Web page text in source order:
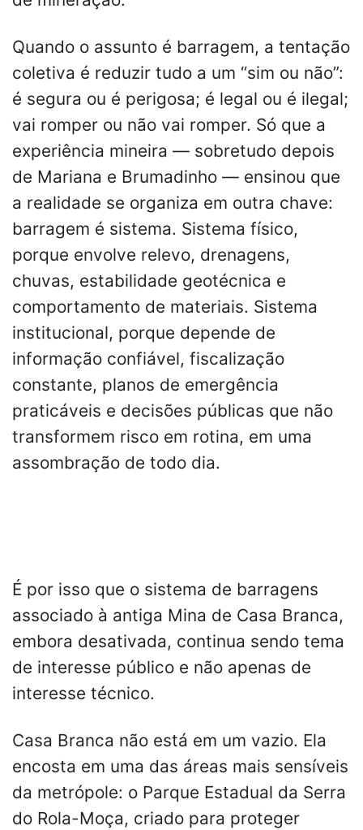
Quando o assunto é barragem, a tentação
coletiva é reduzir tudo a um “sim ou não”:
é segura ou é perigosa; é legal ou é ilegal;
vai romper ou não vai romper. Só que a
experiência mineira — sobretudo depois
de Mariana e Brumadinho — ensinou que
a realidade se organiza em outra chave:
barragem é sistema. Sistema físico,
porque envolve relevo, drenagens,
chuvas, estabilidade geotécnica e
comportamento de materiais. Sistema
institucional, porque depende de
informação confiável, fiscalização
constante, planos de emergência
praticáveis e decisões públicas que não
transformem risco em rotina, em uma
assombração de todo dia.
É por isso que o sistema de barragens
associado à antiga Mina de Casa Branca,
embora desativada, continua sendo tema
de interesse público e não apenas de
interesse técnico.
Casa Branca não está em um vazio. Ela
encosta em uma das áreas mais sensíveis
da metrópole: o Parque Estadual da Serra
do Rola-Moça, criado para proteger